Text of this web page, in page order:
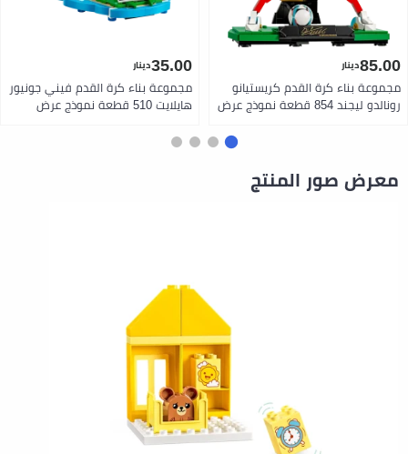
85.00دينار
مجموعة بناء كرة القدم كريستيانو
رونالدو ليجند 854 قطعة نموذج عرض
القدم من ليغو
35.00دينار
مجموعة بناء كرة القدم فيني جونيور
هايلايت 510 قطعة نموذج عرض
معرض صور المنتج